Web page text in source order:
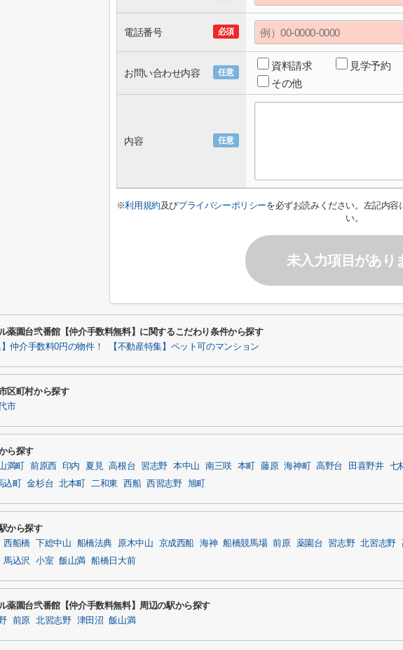
必須
電話番号
任意
お問い合わせ内容
資料請求 見学予約
その他
任意
内容
※利用規約及びプライバシーポリシーを必ずお読みください。左記内
い。
未入力項目があり
薬園台弐番館【仲介手数料無料】に関するこだわり条件から探す
】仲介手数料0円の物件！ 【不動産特集】ペット可のマンション
区町村から探す
市
ら探す
満町 前原西 印内 夏見 高根台 習志野 本中山 南三咲 本町 藤原 海神町 高野台 田喜野井 七
込町 金杉台 北本町 二和東 西船 西習志野 旭町
から探す
西船橋 下総中山 船橋法典 原木中山 京成西船 海神 船橋競馬場 前原 薬園台 習志野 北習志野
馬込沢 小室 飯山満 船橋日大前
薬園台弐番館【仲介手数料無料】周辺の駅から探す
前原 北習志野 津田沼 飯山満